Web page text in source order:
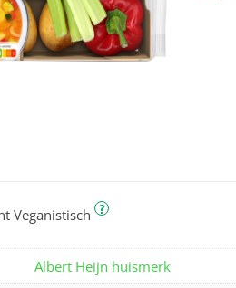
Veganistisch ?
Albert Heijn huismerk